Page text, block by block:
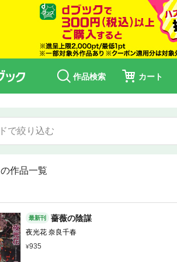
作品検索 カート
の作品一覧
最新刊 薔薇の陰謀
夜光花 奈良千春
935